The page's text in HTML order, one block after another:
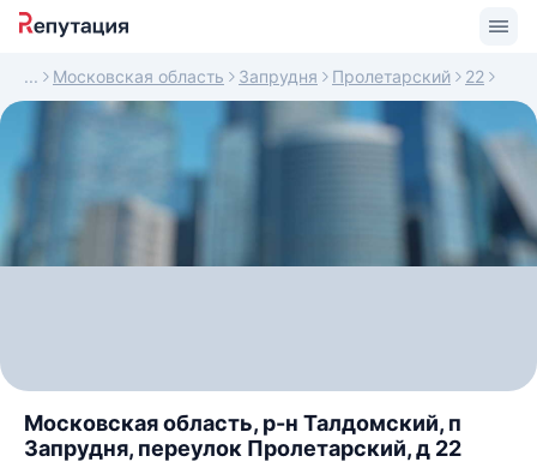
Московская область Запрудня Пролетарский 22
Московская область, р-н Талдомский, п
Запрудня, переулок Пролетарский, д 22